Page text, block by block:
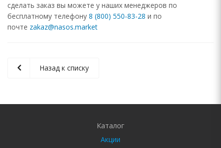
сделать заказ вы можете у наших менеджеров по
бесплатному телефону 8 (800) 550-83-28 и по
почте zakaz@nasos.market
Назад к списку
Каталог
Акции